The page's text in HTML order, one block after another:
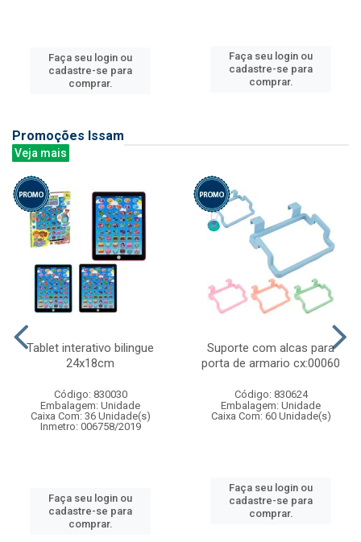
Faça seu login ou
cadastre-se para
comprar.
Faça seu login ou
cadastre-se para
comprar.
Promoções Issam
Veja mais
Tablet interativo bilingue
24x18cm
Código: 830030
Embalagem: Unidade
Caixa Com: 36 Unidade(s)
Inmetro: 006758/2019
Faça seu login ou
cadastre-se para
comprar.
Suporte com alcas para
porta de armario cx:00060
Código: 830624
Embalagem: Unidade
Caixa Com: 60 Unidade(s)
Faça seu login ou
cadastre-se para
comprar.